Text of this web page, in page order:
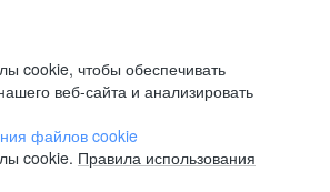
cookie, чтобы обеспечивать
веб-сайта и анализировать
файлов cookie
cookie. Правила использования